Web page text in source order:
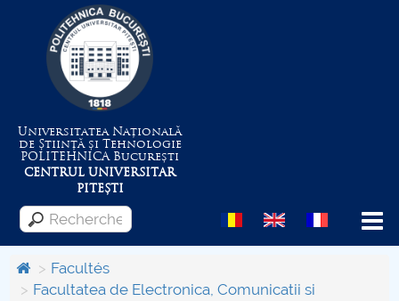
Universitatea Națională
de Știință și Tehnologie
POLITEHNICABucurești
CENTRUL UNIVERSITAR
PITEȘTI
Menu
Facultés
Facultatea de Electronica, Comunicatii si